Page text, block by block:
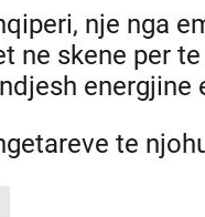
nje nga
ne skene per
energjine
te